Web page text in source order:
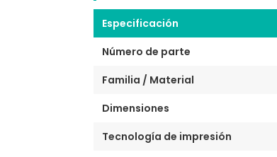
Especificación
Número de parte
Familia / Material
Dimensiones
Tecnología de impresión